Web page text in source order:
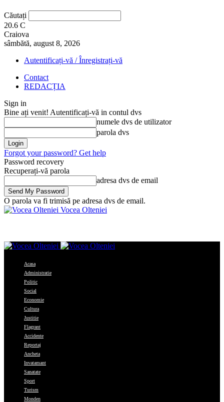
Căutați
20.6 C
Craiova
sâmbătă, august 8, 2026
Autentificați-vă / Înregistrați-vă
Contact
REDACȚIA
Sign in
Bine ați venit! Autentificați-vă in contul dvs
numele dvs de utilizator
parola dvs
Forgot your password? Get help
Password recovery
Recuperați-vă parola
adresa dvs de email
O parola va fi trimisă pe adresa dvs de email.
Vocea Olteniei
Acasa
Administratie
Politic
Social
Economie
Cultura
Justitie
Flagrant
Accidente
Reportaj
Ancheta
Invatamant
Sanatate
Sport
Turism
Monden